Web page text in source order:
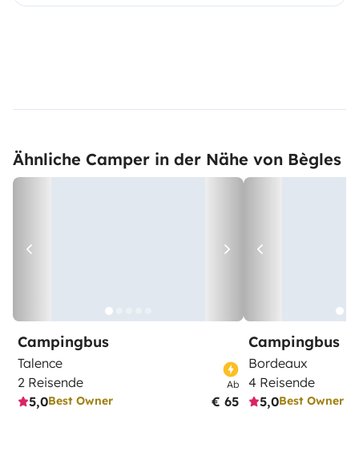
Ähnliche Camper in der Nähe von Bègles
Campingbus
Talence
2 Reisende
5,0Best Owner
Ab
€ 65
Campingbus
Bordeaux
4 Reisende
5,0Best Owner